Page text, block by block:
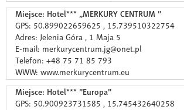
Miejsce: Hotel*** „MERKURY CENTRUM ”
GPS: 50.899022659625 , 15.739510322754
Adres: Jelenia Góra , 1 Maja 5
E-mail: merkurycentrum.jg@onet.pl
Telefon: +48 75 71 85 793
WWW: www.merkurycentrum.eu
Miejsce: Hotel*** ”Europa”
GPS: 50.900923731585 , 15.745432640258